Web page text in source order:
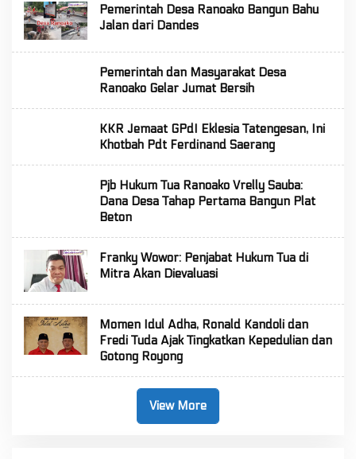
Pemerintah Desa Ranoako Bangun Bahu
Jalan dari Dandes
Pemerintah dan Masyarakat Desa
Ranoako Gelar Jumat Bersih
KKR Jemaat GPdI Eklesia Tatengesan, Ini
Khotbah Pdt Ferdinand Saerang
Pjb Hukum Tua Ranoako Vrelly Sauba:
Dana Desa Tahap Pertama Bangun Plat
Beton
Franky Wowor: Penjabat Hukum Tua di
Mitra Akan Dievaluasi
Momen Idul Adha, Ronald Kandoli dan
Fredi Tuda Ajak Tingkatkan Kepedulian dan
Gotong Royong
View More